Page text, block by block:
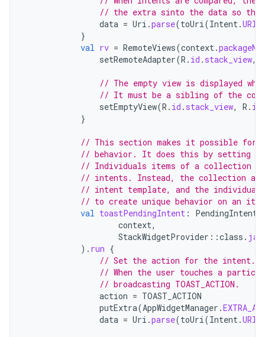
// the extra sinto the data so
data = Uri .parse(toUri(Intent.
}
val rv = RemoteViews(context.
setRemoteAdapter(R . id . stack_view,
// The empty view is displayed
// It must be a sibling of the
setEmptyView(R . id . stack_view, R . id
}
// This section makes it possible for
// behavior. It does this by setting
// Individuals items of a collection
// intents. Instead, the collection as
// intent template, and the
// to create unique behavior on an
val toastPendingIntent : PendingIntent
context,
StackWidgetProvider ::class .
). run {
// Set the action for the intent.
// When the user touches a
// broadcasting TOAST_ACTION.
action = TOAST_ACTION
putExtra(AppWidgetManager .
data = Uri .parse(toUri(Intent.